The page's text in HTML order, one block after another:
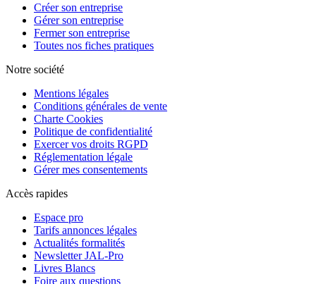
Créer son entreprise
Gérer son entreprise
Fermer son entreprise
Toutes nos fiches pratiques
Notre société
Mentions légales
Conditions générales de vente
Charte Cookies
Politique de confidentialité
Exercer vos droits RGPD
Réglementation légale
Gérer mes consentements
Accès rapides
Espace pro
Tarifs annonces légales
Actualités formalités
Newsletter JAL-Pro
Livres Blancs
Foire aux questions